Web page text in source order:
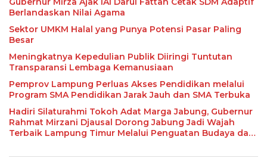
Berlandaskan Nilai Agama
Sektor UMKM Halal yang Punya Potensi Pasar Paling
Besar
Meningkatnya Kepedulian Publik Diiringi Tuntutan
Transparansi Lembaga Kemanusiaan
Pemprov Lampung Perluas Akses Pendidikan melalui
Program SMA Pendidikan Jarak Jauh dan SMA Terbuka
Hadiri Silaturahmi Tokoh Adat Marga Jabung, Gubernur
Rahmat Mirzani Djausal Dorong Jabung Jadi Wajah
Terbaik Lampung Timur Melalui Penguatan Budaya dan